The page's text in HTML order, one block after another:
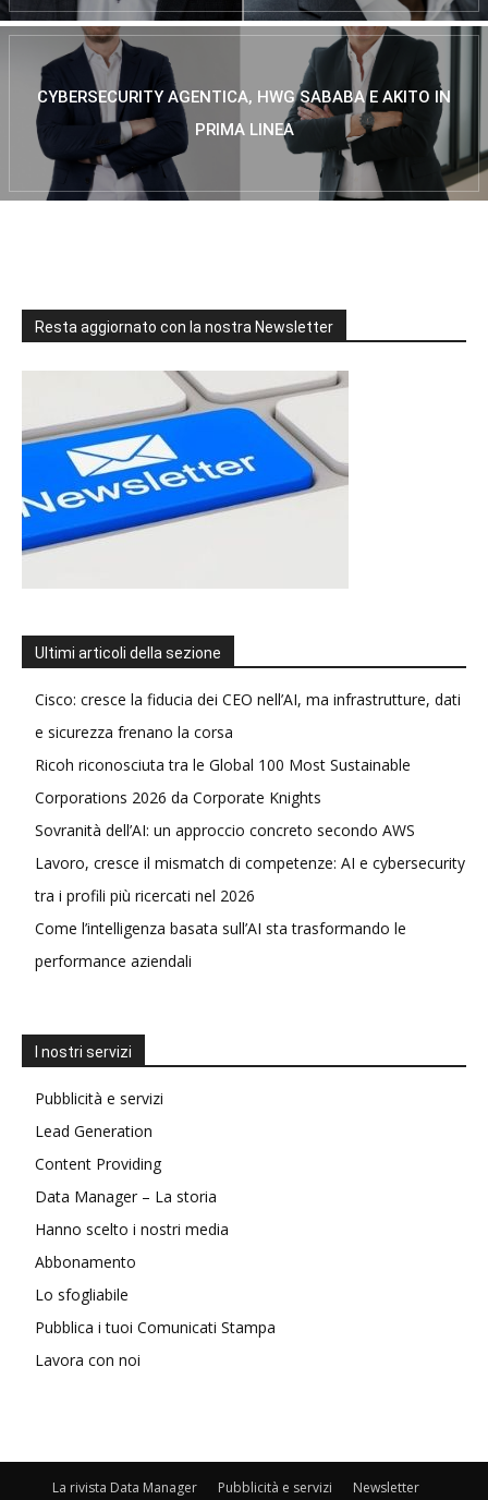
CYBERSECURITY AGENTICA, HWG SABABA E AKITO IN
PRIMA LINEA
Resta aggiornato con la nostra Newsletter
Ultimi articoli della sezione
Cisco: cresce la fiducia dei CEO nell’AI, ma infrastrutture, dati
e sicurezza frenano la corsa
Ricoh riconosciuta tra le Global 100 Most Sustainable
Corporations 2026 da Corporate Knights
Sovranità dell’AI: un approccio concreto secondo AWS
Lavoro, cresce il mismatch di competenze: AI e cybersecurity
tra i profili più ricercati nel 2026
Come l’intelligenza basata sull’AI sta trasformando le
performance aziendali
I nostri servizi
Pubblicità e servizi
Lead Generation
Content Providing
Data Manager – La storia
Hanno scelto i nostri media
Abbonamento
Lo sfogliabile
Pubblica i tuoi Comunicati Stampa
Lavora con noi
La rivista Data Manager Pubblicità e servizi Newsletter